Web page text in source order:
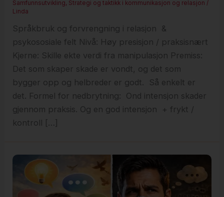
Samfunnsutvikling, Strategi og taktikk i kommunikasjon og relasjon /
Linda
Språkbruk og forvrengning i relasjon &
psykososiale felt Nivå: Høy presisjon / praksisnært
Kjerne: Skille ekte verdi fra manipulasjon Premiss:
Det som skaper skade er vondt, og det som
bygger opp og helbreder er godt. Så enkelt er
det. Formel for nedbrytning: Ond intensjon skader
gjennom praksis. Og en god intensjon + frykt /
kontroll […]